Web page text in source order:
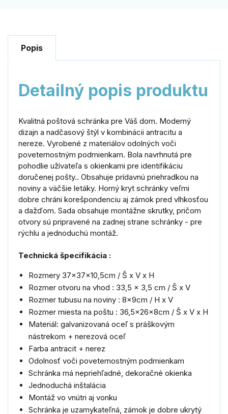
Popis
Detailný popis produktu
Kvalitná poštová schránka pre Váš dom. Moderný
dizajn a nadčasový štýl v kombinácii antracitu a
nereze. Vyrobené z materiálov odolných voči
poveternostným podmienkam. Bola navrhnutá pre
pohodlie užívateľa s okienkami pre identifikáciu
doručenej pošty.. Obsahuje prídavnú priehradkou na
noviny a väčšie letáky. Horný kryt schránky veľmi
dobre chráni korešpondenciu aj zámok pred vlhkosťou
a dažďom. Sada obsahuje montážne skrutky, pričom
otvory sú pripravené na zadnej strane schránky - pre
rýchlu a jednoduchú montáž.
Technická špecifikácia :
Rozmery 37x37x10,5cm / Š x V x H
Rozmer otvoru na vhod : 33,5 x 3,5 cm / Š x V
Rozmer tubusu na noviny : 8x9cm / H x V
Rozmer miesta na poštu : 36,5x26x8cm / Š x V x H
Materiál: galvanizovaná oceľ s práškovým
nástrekom + nerezová oceľ
Farba antracit + nerez
Odolnosť voči poveternostným podmienkam
Schránka má nepriehľadné, dekoračné okienka
Jednoduchá inštalácia
Montáž vo vnútri aj vonku
Schránka je uzamykateľná, zámok je dobre ukrytý